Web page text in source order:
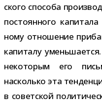
ского спо­соба
посто­ян­ного
ному отно­ше­ние
капи­талу
неко­то­рым его
насколько эта
в совет­ской